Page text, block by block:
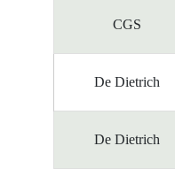
CGS
De Dietrich
De Dietrich